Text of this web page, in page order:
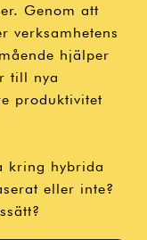
Genom att
verksamhetens
hjälper
till nya
produktivitet
kring hybrida
eller inte?